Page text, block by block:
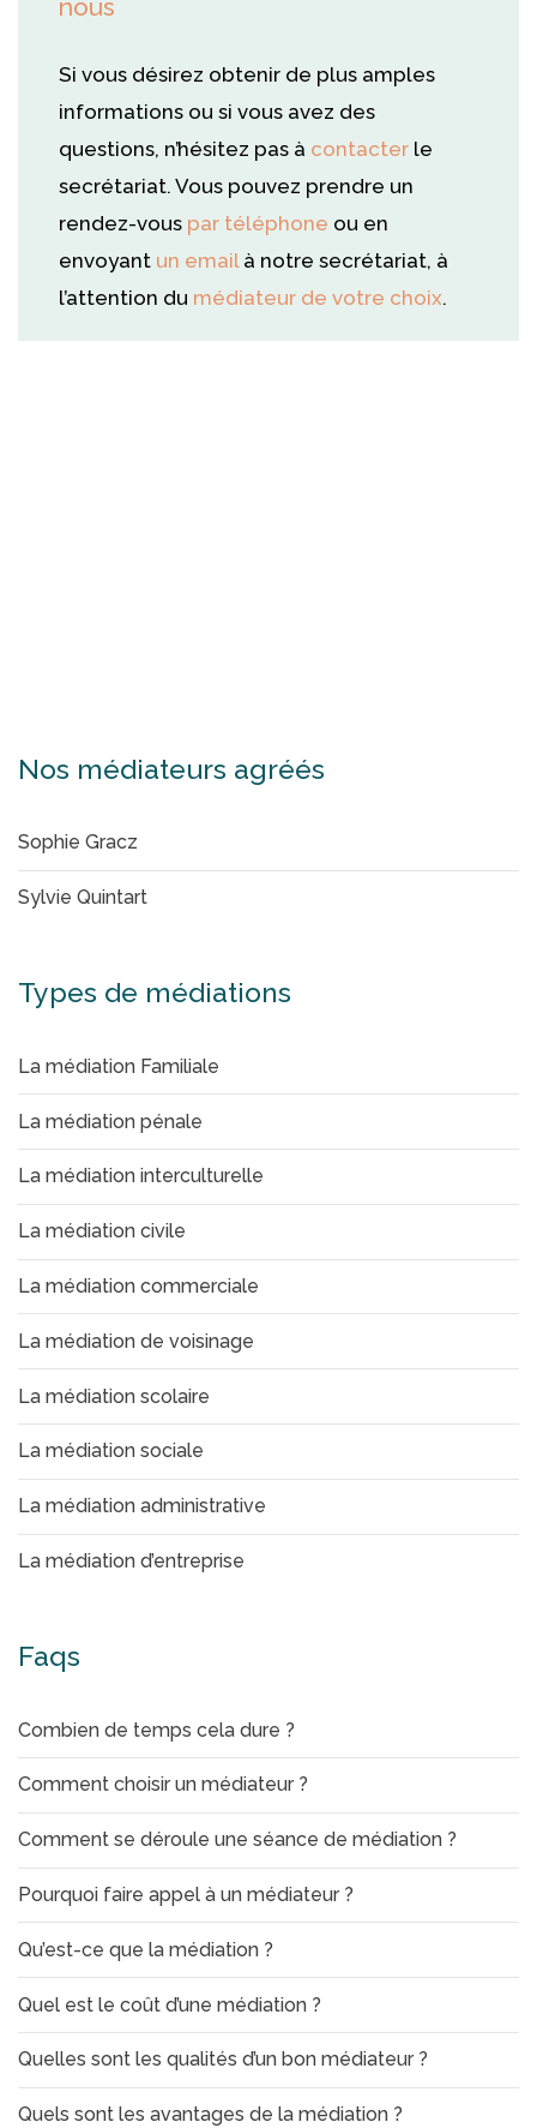
nous
Si vous désirez obtenir de plus amples
informations ou si vous avez des
questions, n’hésitez pas à contacter le
secrétariat. Vous pouvez prendre un
rendez-vous par téléphone ou en
envoyant un emailà notre secrétariat, à
l’attention du médiateur de votre choix.
Nos médiateurs agréés
Sophie Gracz
Sylvie Quintart
Types de médiations
La médiation Familiale
La médiation pénale
La médiation interculturelle
La médiation civile
La médiation commerciale
La médiation de voisinage
La médiation scolaire
La médiation sociale
La médiation administrative
La médiation d’entreprise
Faqs
Combien de temps cela dure ?
Comment choisir un médiateur ?
Comment se déroule une séance de médiation ?
Pourquoi faire appel à un médiateur ?
Qu’est-ce que la médiation ?
Quel est le coût d’une médiation ?
Quelles sont les qualités d’un bon médiateur ?
Quels sont les avantages de la médiation ?